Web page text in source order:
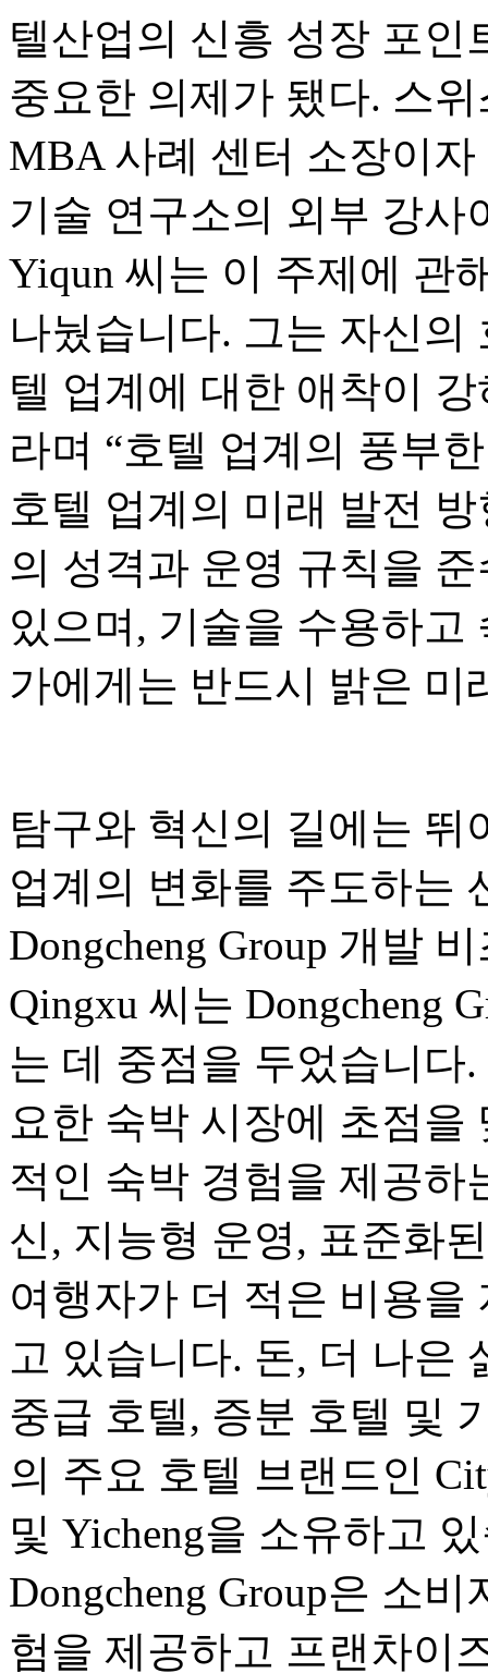
텔산업의 신흥 성장 포인
중요한 의제가 됐다. 스
MBA 사례 센터 소장이
기술 연구소의 외부 강사
Yiqun 씨는 이 주제에 관
나눴습니다. 그는 자신의
텔 업계에 대한 애착이
라며 “호텔 업계의 풍부
호텔 업계의 미래 발전
의 성격과 운영 규칙을
있으며, 기술을 수용하고
가에게는 반드시 밝은 미
탐구와 혁신의 길에는
업계의 변화를 주도하는
Dongcheng Group 개발
Qingxu 씨는 Dongcheng
는 데 중점을 두었습니다.
요한 숙박 시장에 초점
적인 숙박 경험을 제공하
신, 지능형 운영, 표준화
여행자가 더 적은 비용을
고 있습니다. 돈, 더 나은
중급 호텔, 증분 호텔 및
의 주요 호텔 브랜드인
및 Yicheng을 소유하고
Dongcheng Group은 소
험을 제공하고 프랜차이